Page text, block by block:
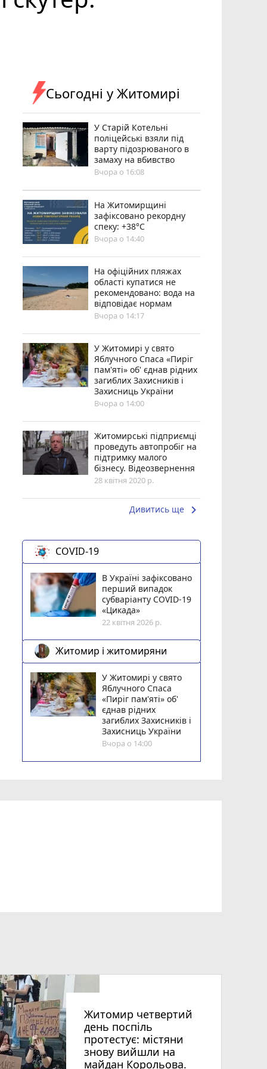
Сьогодні у Житомирі
У Старій Котельні
поліцейські взяли під
варту підозрюваного в
замаху на вбивство
Вчора о 16:08
Н️а Житомирщині
зафіксовано рекордну
спеку: +38°C
Вчора о 14:40
На офіційних пляжах
області купатися не
рекомендовано: вода на
відповідає нормам
Вчора о 14:17
У Житомирі у свято
Яблучного Спаса «Пиріг
пам'яті» об' єднав рідних
загиблих Захисників і
Захисниць України
Вчора о 14:00
Житомирські підприємці
проведуть автопробіг на
підтримку малого
бізнесу. Відеозвернення
28 квітня 2020 р.
Дивитись ще keyboard_arrow_right
COVID-19
В Україні зафіксовано
перший випадок
субваріанту COVID-19
«Цикада»
22 квітня 2026 р.
Житомир і житомиряни
У Житомирі у свято
Яблучного Спаса
«Пиріг пам'яті» об'
єднав рідних
загиблих Захисників і
Захисниць України
Вчора о 14:00
Житомир четвертий
день поспіль
протестує: містяни
знову вийшли на
майдан Корольова.